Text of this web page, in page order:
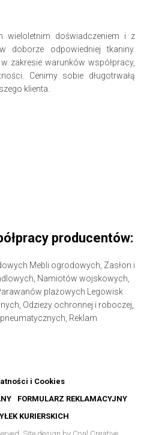
wieloletnim doświadczeniem i z
doborze odpowiedniej tkaniny.
zakresie warunków współpracy,
Cenimy sobie długotrwałą
klienta.
producentów:
Mebli ogrodowych, Zasłon i
Namiotów wojskowych,
plażowych
Legowisk
Odzieży ochronnej i roboczej,
Reklam
i Cookies
FORMULARZ REKLAMACYJNY
KURIERSKICH